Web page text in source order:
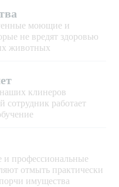
моющие и
не вредят здоровью
животных
клинеров
сотрудник работает
и профессиональные
отмыть практически
имущества